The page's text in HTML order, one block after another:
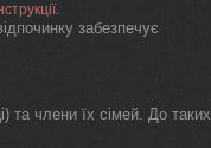
забезпечує
та члени їх сімей. До таких